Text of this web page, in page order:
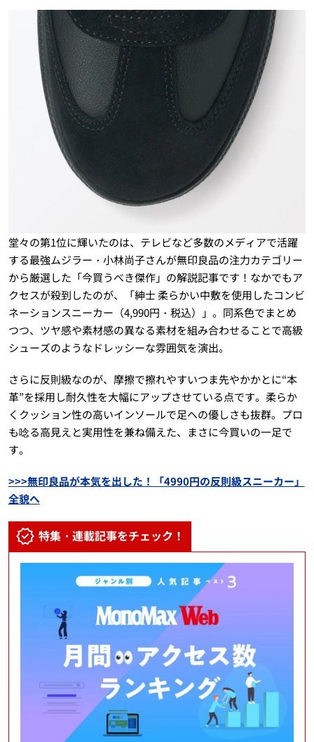
堂々の第1位に輝いたのは、テレビなど多数のメディアで活躍
する最強ムジラー・小林尚子さんが無印良品の注力カテゴリー
から厳選した「今買うべき傑作」の解説記事です！なかでもア
クセスが殺到したのが、「紳士 柔らかい中敷を使用したコンビ
ネーションスニーカー（4,990円・税込）」。同系色でまとめ
つつ、ツヤ感や素材感の異なる素材を組み合わせることで高級
シューズのようなドレッシーな雰囲気を演出。
さらに反則級なのが、摩擦で擦れやすいつま先やかかとに“本
革”を採用し耐久性を大幅にアップさせている点です。柔らか
くクッション性の高いインソールで足への優しさも抜群。プロ
も唸る高見えと実用性を兼ね備えた、まさに今買いの一足で
す。
>>>無印良品が本気を出した！「4990円の反則級スニーカー」
全貌へ
特集・連載記事をチェック！